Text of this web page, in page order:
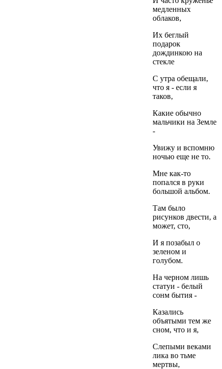
медленных
облаков,
Их беглый
подарок
дождинкою на
стекле
С утра обещали,
что я - если я
таков,
Какие обычно
мальчики на Земле
-
Увижу и вспомню
ночью еще не то.
Мне как-то
попался в руки
большой альбом.
Там было
рисунков двести, а
может, сто,
И я позабыл о
зеленом и
голубом.
На черном лишь
статуи - белый
сонм бытия -
Казались
объятыми тем же
сном, что и я,
Слепыми веками
лика во тьме
мертвы,